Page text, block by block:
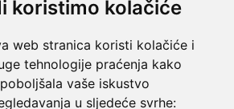
koristimo kolačiće
web stranica koristi kolačiće i
tehnologije praćenja kako
vaše iskustvo
u sljedeće svrhe: